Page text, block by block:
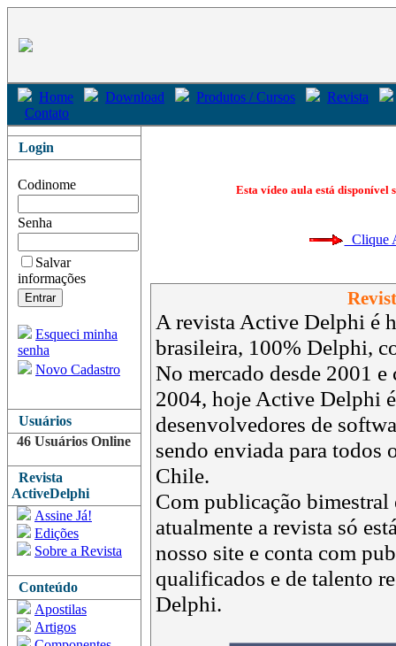
Home Download Produtos / Cursos
Revista
Contato
Login
Codinome
Senha
Salvar
informações
Esqueci minha
senha
Novo Cadastro
Usuários
46 Usuários Online
Revista
ActiveDelphi
Assine Já!
Edições
Sobre a Revista
Conteúdo
Apostilas
Artigos
Esta vídeo aula está disponível
Clique
A revista Active Delphi é
brasileira, 100% Delphi,
No mercado desde 2001
2004, hoje Active Delphi
desenvolvedores de
sendo enviada para todos
Chile.
Com publicação bimestral
atualmente a revista só
nosso site e conta com
qualificados e de talento
Delphi.